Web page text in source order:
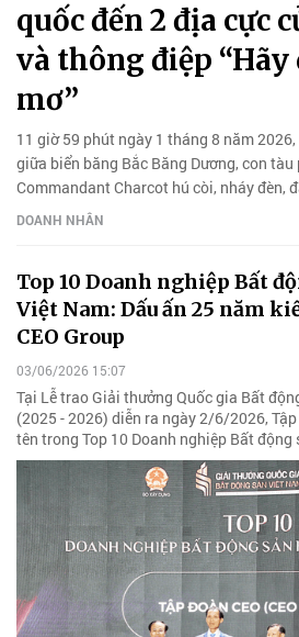
quốc đến 2 địa cực
và thông điệp “Hãy
mơ”
11 giờ 59 phút ngày 1 tháng 8 năm
giữa biển băng Bắc Băng Dương, con tàu
Commandant Charcot hú còi, nháy đèn,
tôi chạm tới 90° Bắc – Cực Bắc Địa lý.
DOANH NHÂN
Top 10 Doanh nghiệp Bất
Việt Nam: Dấu ấn 25 năm
CEO Group
03/06/2026 15:07
Tại Lễ trao Giải thưởng Quốc gia Bất
(2025 - 2026) diễn ra ngày 2/6/2026,
tên trong Top 10 Doanh nghiệp Bất động